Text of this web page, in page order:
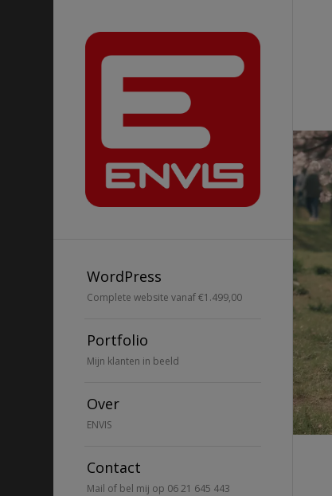
WordPress
Complete website vanaf €1.499,00
Portfolio
Mijn klanten in beeld
Over
ENVIS
Contact
Mail of bel mij op 06 21 645 443